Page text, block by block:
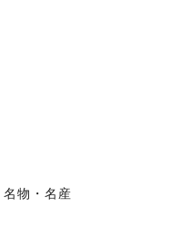
名物・名産